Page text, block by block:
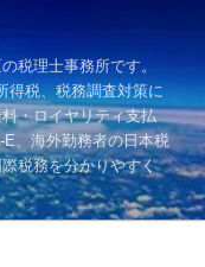
税理士事務所です。
得税、税務調査対策に
・ロイヤリティ支払
、海外勤務者の日本税
税務を分かりやすく